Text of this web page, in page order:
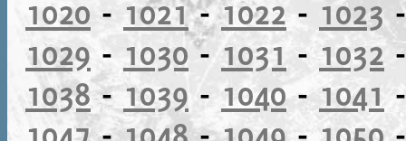
1020 - 1021-1022 - 1023
1029 - 1030- 1031 -1032
1038-1039 - 1040-1041